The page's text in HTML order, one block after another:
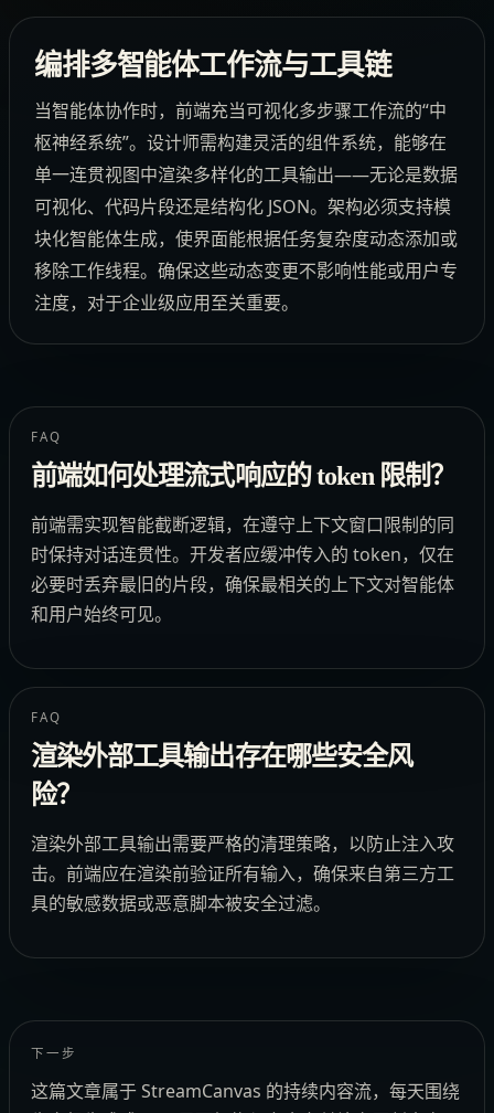
编排多智能体工作流与工具链
当智能体协作时，前端充当可视化多步骤工作流的“中
枢神经系统”。设计师需构建灵活的组件系统，能够在
单一连贯视图中渲染多样化的工具输出——无论是数据
可视化、代码片段还是结构化 JSON。架构必须支持模
块化智能体生成，使界面能根据任务复杂度动态添加或
移除工作线程。确保这些动态变更不影响性能或用户专
注度，对于企业级应用至关重要。
FAQ
前端如何处理流式响应的 token 限制？
前端需实现智能截断逻辑，在遵守上下文窗口限制的同
时保持对话连贯性。开发者应缓冲传入的 token，仅在
必要时丢弃最旧的片段，确保最相关的上下文对智能体
和用户始终可见。
FAQ
渲染外部工具输出存在哪些安全风
险？
渲染外部工具输出需要严格的清理策略，以防止注入攻
击。前端应在渲染前验证所有输入，确保来自第三方工
具的敏感数据或恶意脚本被安全过滤。
下一步
这篇文章属于 StreamCanvas 的持续内容流，每天围绕